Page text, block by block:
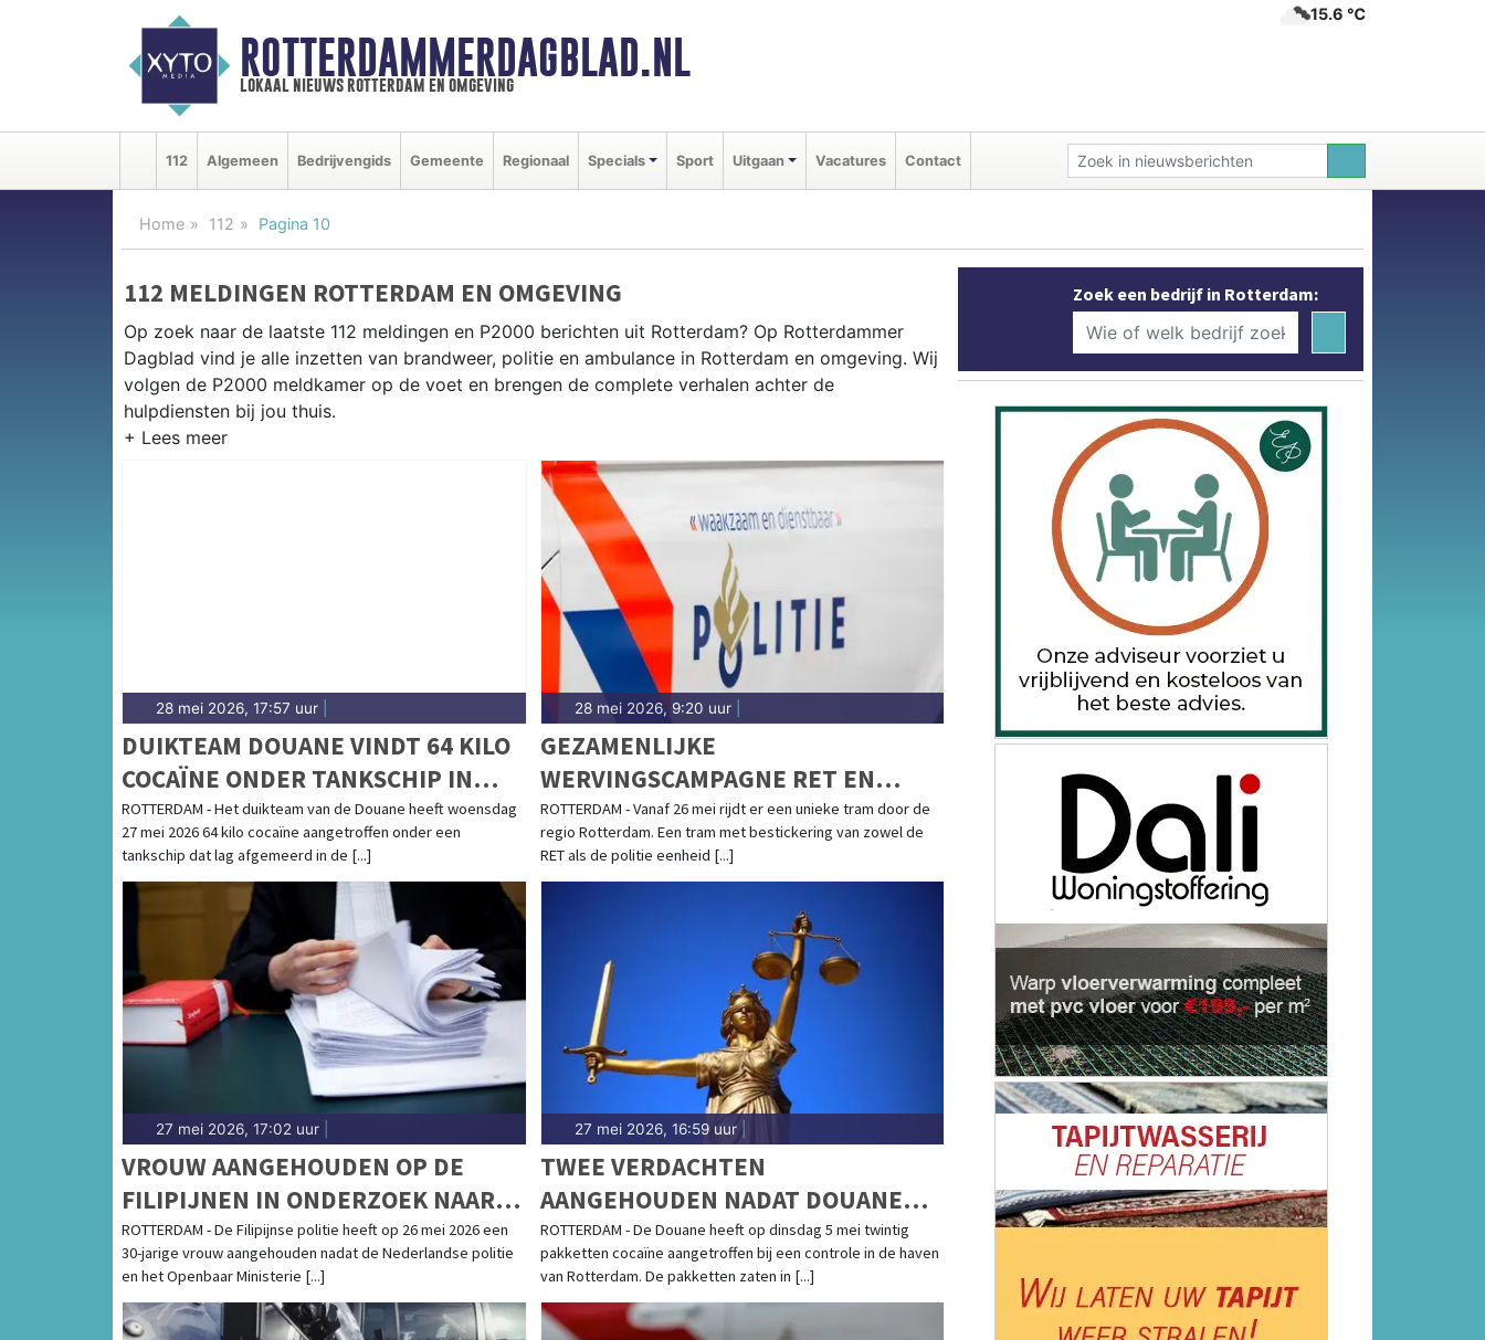
ROTTERDAMMERDAGBLAD.NL
lokaal nieuws rotterdam en omgeving
15.6 ℃
112 Algemeen Bedrijvengids Gemeente Regionaal Specials Sport Uitgaan Vacatures Contact
Home 112 Pagina 10
112 MELDINGEN ROTTERDAM EN OMGEVING
Op zoek naar de laatste 112 meldingen en P2000 berichten uit Rotterdam? Op Rotterdammer
Dagblad vind je alle inzetten van brandweer, politie en ambulance in Rotterdam en omgeving. Wij
volgen de P2000 meldkamer op de voet en brengen de complete verhalen achter de
hulpdiensten bij jou thuis.
Van incidenten op de A15 en de A20 tot meldingen in Feyenoord-stad, Kralingen, Hillegersberg en
de Rotterdamse haven — onze redactie brengt snel verslag.
28 mei 2026, 17:57 uur
DUIKTEAM DOUANE VINDT 64 KILO
COCAÏNE ONDER TANKSCHIP IN
IJSSELHAVEN
ROTTERDAM - Het duikteam van de Douane heeft woensdag
27 mei 2026 64 kilo cocaïne aangetroffen onder een
tankschip dat lag afgemeerd in de [...]
28 mei 2026, 9:20 uur|
GEZAMENLIJKE
WERVINGSCAMPAGNE RET EN
POLITIE EENHEID ROTTERDAM
ROTTERDAM - Vanaf 26 mei rijdt er een unieke tram door de
regio Rotterdam. Een tram met bestickering van zowel de
RET als de politie eenheid [...]
27 mei 2026, 17:02 uur
VROUW AANGEHOUDEN OP DE
FILIPIJNEN IN ONDERZOEK NAAR
SEKSUEEL KINDERMISBRUIK
ROTTERDAM - De Filipijnse politie heeft op 26 mei 2026 een
30-jarige vrouw aangehouden nadat de Nederlandse politie
en het Openbaar Ministerie [...]
27 mei 2026, 16:59 uur|
TWEE VERDACHTEN
AANGEHOUDEN NADAT DOUANE
PARTIJ COCAÏNE AANTREFT
ROTTERDAM - De Douane heeft op dinsdag 5 mei twintig
pakketten cocaïne aangetroffen bij een controle in de haven
van Rotterdam. De pakketten zaten in [...]
Zoek een bedrijf in Rotterdam: